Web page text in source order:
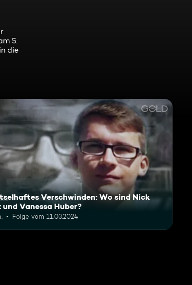
5.
die
Verschwinden: Wo sind Nick
und Vanessa Huber?
Folge vom 11.03.2024